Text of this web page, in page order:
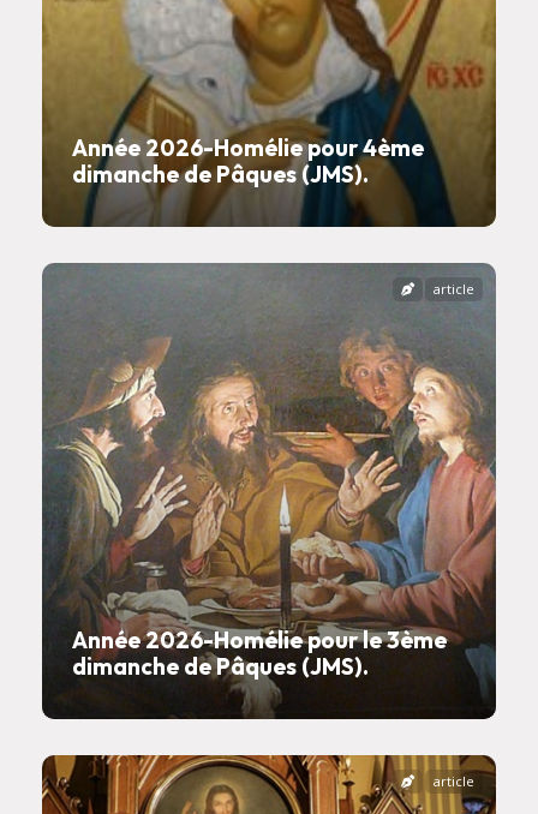
Année 2026-Homélie pour 4ème
dimanche de Pâques (JMS).
Année 2026-Homélie pour le 3ème
dimanche de Pâques (JMS).
article
article